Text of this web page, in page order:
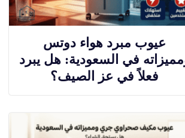
عيوب مبرد هواء دوتس
في السعودية: هل يبرد
فعلاً في عز الصيف؟